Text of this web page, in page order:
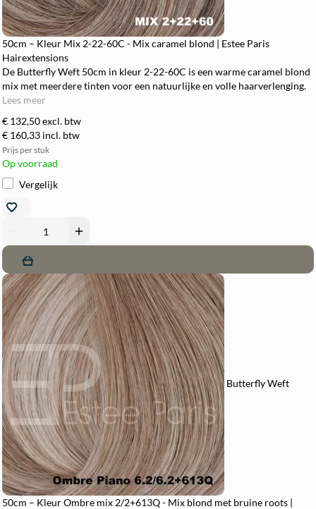
50cm – Kleur Mix 2-22-60C - Mix caramel blond | Estee Paris
Hairextensions
De Butterfly Weft 50cm in kleur 2-22-60C is een warme caramel blond
mix met meerdere tinten voor een natuurlijke en volle haarverlenging.
Lees meer
€ 132,50excl. btw
€ 160,33 incl. btw
Prijs per stuk
Op voorraad
Vergelijk
add
Butterfly Weft
50cm – Kleur Ombre mix 2/2+613Q - Mix blond met bruine roots |